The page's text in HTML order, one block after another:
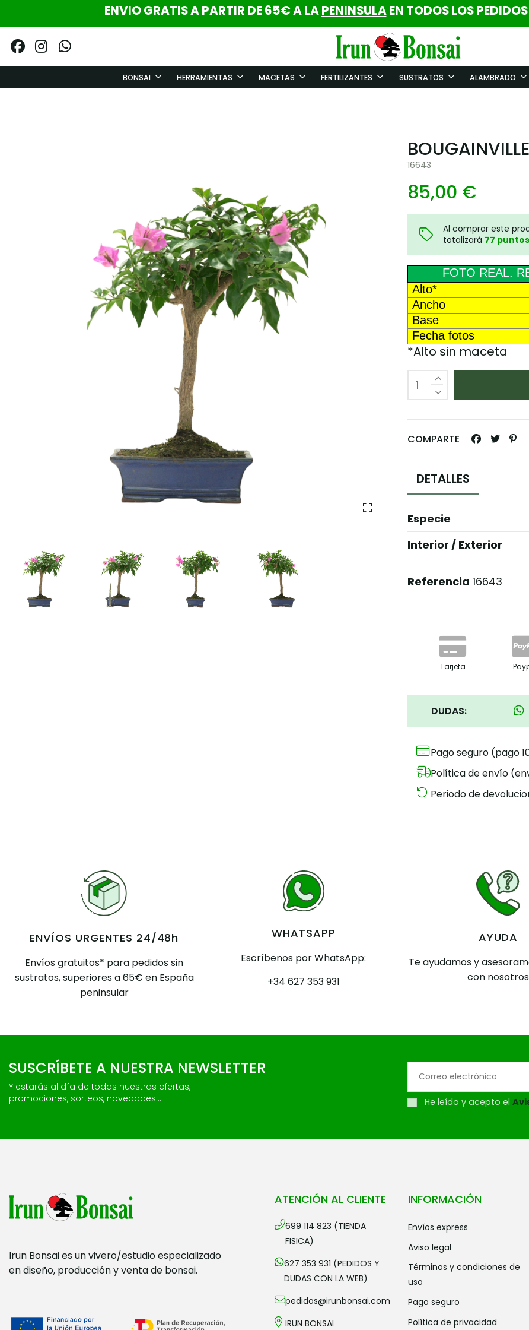
ENVIO GRATIS A PARTIR DE 65€ A LAPENINSULAEN TODOS LOS
BONSAI HERRAMIENTAS MACETAS FERTILIZANTES SUSTRATOS ALAMBRADO
16643
85,00 €
Al comprar este
totalizará 77 puntos
FOTO REAL.
Alto*
Ancho
Base
Fecha fotos
*Alto sin maceta
COMPARTE
DETALLES
Especie
Interior / Exterior
Referencia 16643
Tarjeta
DUDAS:
Pago seguro (pago
Política de envío
Periodo de
ENVÍOS URGENTES 24/48h
Envíos gratuitos* para pedidos sin
sustratos, superiores a 65€ en España
peninsular
WHATSAPP
Escríbenos por WhatsApp:
+34 627 353 931
AYUDA
Te ayudamos y
con nosotros
SUSCRÍBETE A NUESTRA NEWSLETTER
Y estarás al día de todas nuestras ofertas,
promociones, sorteos, novedades...
He leído y acepto el
Irun Bonsai es un vivero/estudio especializado
en diseño, producción y venta de bonsai.
ATENCIÓN AL CLIENTE
699 114 823 (TIENDA
FISICA)
627 353 931 (PEDIDOS Y
DUDAS CON LA WEB)
pedidos@irunbonsai.com
IRUN BONSAI
INFORMACIÓN
envíos express
aviso legal
términos y condiciones de
uso
pago seguro
política de privacidad